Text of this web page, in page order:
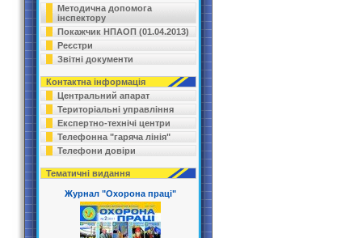
Методична допомога
інспектору
Покажчик НПАОП (01.04.2013)
Реєстри
Звітні документи
Контактна інформація
Центральний апарат
Територіальні управління
Експертно-технічі центри
Телефонна "гаряча лінія"
Телефони довіри
Тематичні видання
Журнал "Охорона праці"